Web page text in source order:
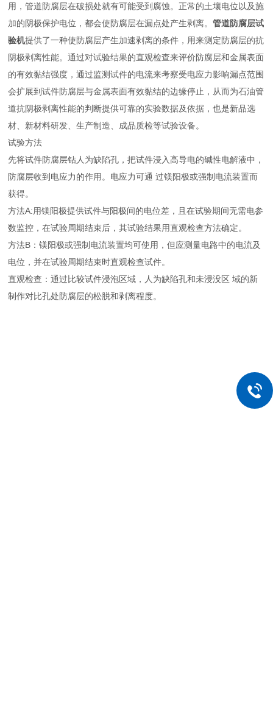
用，管道防腐层在破损处就有可能受到腐蚀。正常的土壤电位以及施
加的阴极保护电位，都会使防腐层在漏点处产生剥离。管道防腐层试
验机提供了一种使防腐层产生加速剥离的条件，用来测定防腐层的抗
阴极剥离性能。通过对试验结果的直观检查来评价防腐层和金属表面
的有效黏结强度，通过监测试件的电流来考察受电应力影响漏点范围
会扩展到试件防腐层与金属表面有效黏结的边缘停止，从而为石油管
道抗阴极剥离性能的判断提供可靠的实验数据及依据，也是新品选
材、新材料研发、生产制造、成品质检等试验设备。
试验方法
先将试件防腐层钻人为缺陷孔，把试件浸入高导电的碱性电解液中，
防腐层收到电应力的作用。电应力可通 过镁阳极或强制电流装置而
获得。
方法A:用镁阳极提供试件与阳极间的电位差，且在试验期间无需电参
数监控，在试验周期结束后，其试验结果用直观检查方法确定。
方法B：镁阳极或强制电流装置均可使用，但应测量电路中的电流及
电位，并在试验周期结束时直观检查试件。
直观检查：通过比较试件浸泡区域，人为缺陷孔和未浸没区 域的新
制作对比孔处防腐层的松脱和剥离程度。